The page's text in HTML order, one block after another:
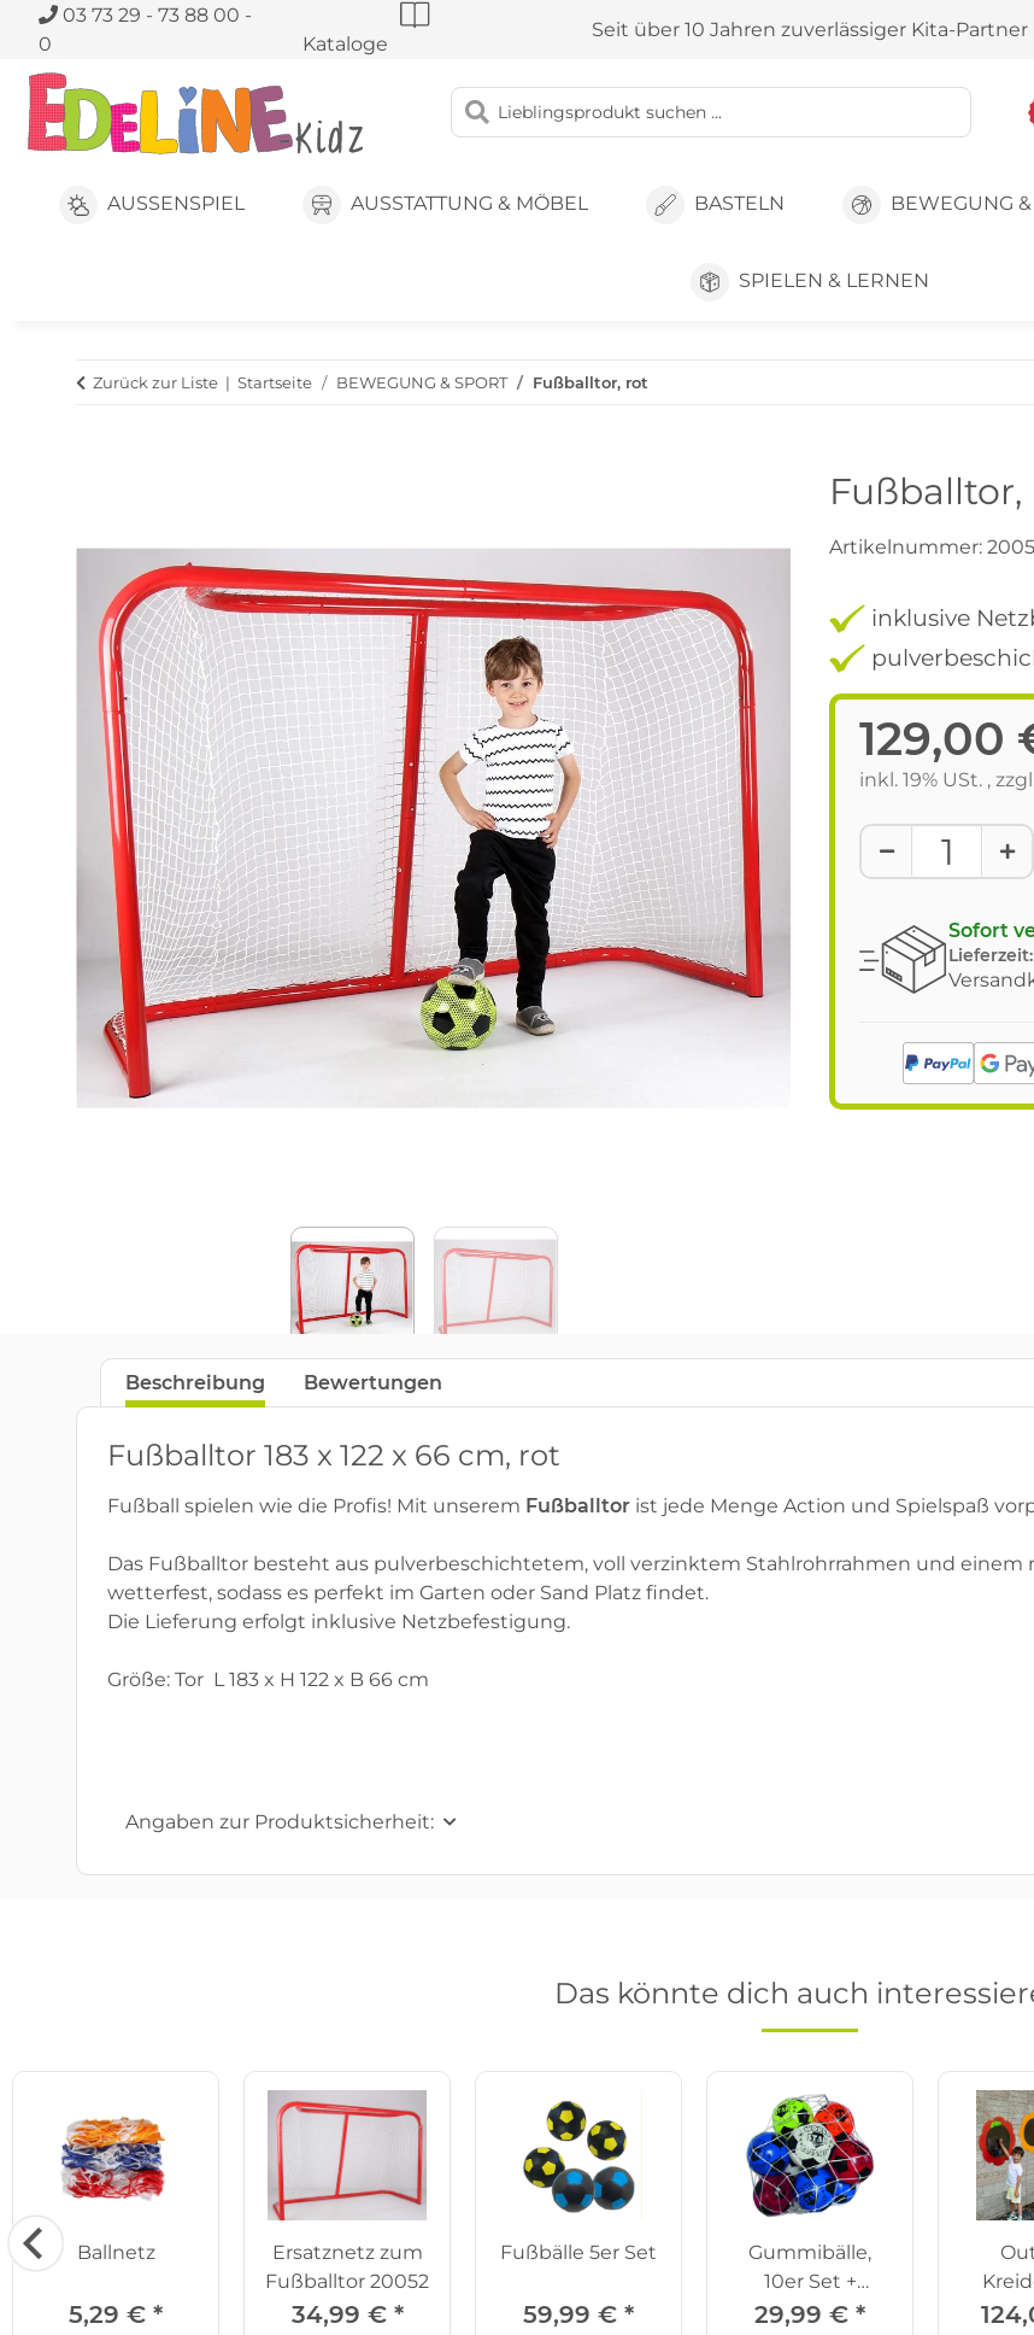
03 73 29 - 73 88 00 -
0
Kataloge
Seit über 10 Jahren zuverlässiger Kita-Partner
AUSSENSPIEL AUSSTATTUNG & MÖBEL BASTELN BEWEGUNG &
SPIELEN & LERNEN
Zurück zur Liste Startseite BEWEGUNG & SPORT Fußballtor, rot
Fußballtor,
Artikelnummer:
inklusive
129,00
inkl. 19% USt. ,
Sofort
Lieferzeit:
Beschreibung Bewertungen
Fußballtor 183 x 122 x 66 cm, rot
Fußball spielen wie die Profis! Mit unserem Fußballtor ist jede Menge Action und Spielspaß
Das Fußballtor besteht aus pulverbeschichtetem, voll verzinktem Stahlrohrrahmen und einem
wetterfest, sodass es perfekt im Garten oder Sand Platz findet.
Die Lieferung erfolgt inklusive Netzbefestigung.
Größe: Tor L 183 x H 122 x B 66 cm
Angaben zur Produktsicherheit:
Das könnte dich auch
Ballnetz
5,29 € *
Ersatznetz zum
Fußballtor 20052
34,99 € *
Fußbälle 5er Set
59,99 € *
Gummibälle,
10er Set +
Ballnetz GRATIS
29,99 € *